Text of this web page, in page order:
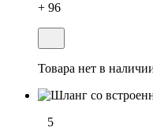
+ 96
Товара нет в
5